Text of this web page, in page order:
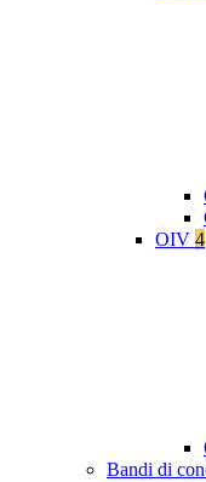
OIV 4
Bandi di